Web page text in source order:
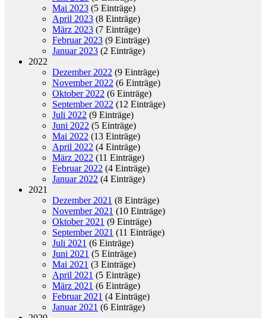
Mai 2023 (5 Einträge)
April 2023 (8 Einträge)
März 2023 (7 Einträge)
Februar 2023 (9 Einträge)
Januar 2023 (2 Einträge)
2022
Dezember 2022 (9 Einträge)
November 2022 (6 Einträge)
Oktober 2022 (6 Einträge)
September 2022 (12 Einträge)
Juli 2022 (9 Einträge)
Juni 2022 (5 Einträge)
Mai 2022 (13 Einträge)
April 2022 (4 Einträge)
März 2022 (11 Einträge)
Februar 2022 (4 Einträge)
Januar 2022 (4 Einträge)
2021
Dezember 2021 (8 Einträge)
November 2021 (10 Einträge)
Oktober 2021 (9 Einträge)
September 2021 (11 Einträge)
Juli 2021 (6 Einträge)
Juni 2021 (5 Einträge)
Mai 2021 (3 Einträge)
April 2021 (5 Einträge)
März 2021 (6 Einträge)
Februar 2021 (4 Einträge)
Januar 2021 (6 Einträge)